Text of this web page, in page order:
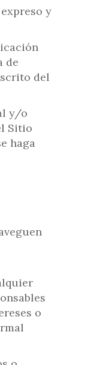
y
de
del
y/o
Sitio
haga
o